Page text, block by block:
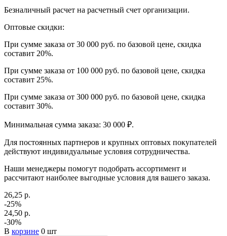
Безналичный расчет на расчетный счет организации.
Оптовые скидки:
При сумме заказа от 30 000 руб. по базовой цене, скидка
составит 20%.
При сумме заказа от 100 000 руб. по базовой цене, скидка
составит 25%.
При сумме заказа от 300 000 руб. по базовой цене, скидка
составит 30%.
Минимальная сумма заказа: 30 000 ₽.
Для постоянных партнеров и крупных оптовых покупателей
действуют индивидуальные условия сотрудничества.
Наши менеджеры помогут подобрать ассортимент и
рассчитают наиболее выгодные условия для вашего заказа.
26,25 р.
-25%
24,50 р.
-30%
В корзине 0 шт